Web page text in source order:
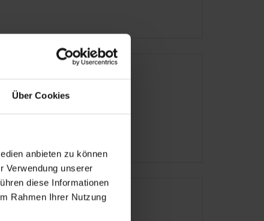
Über Cookies
anbieten zu können
Verwendung unserer
diese Informationen
Rahmen Ihrer Nutzung
Le Petit Hotel
– Funchal
Velha do Palheiro